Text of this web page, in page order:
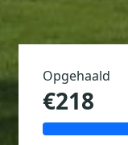
Opgehaald
€218